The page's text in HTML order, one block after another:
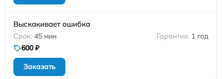
Выскакивает ошибка
45 мин
1 год
600 ₽
Заказать